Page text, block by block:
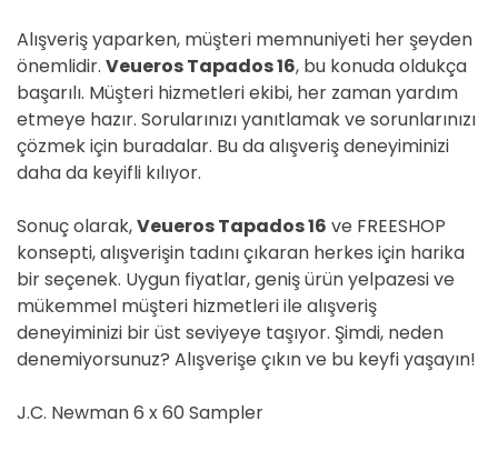
Alışveriş yaparken, müşteri memnuniyeti her şeyden
önemlidir. Veueros Tapados 16, bu konuda oldukça
başarılı. Müşteri hizmetleri ekibi, her zaman yardım
etmeye hazır. Sorularınızı yanıtlamak ve sorunlarınızı
çözmek için buradalar. Bu da alışveriş deneyiminizi
daha da keyifli kılıyor.
Sonuç olarak,Veueros Tapados 16 ve FREESHOP
konsepti, alışverişin tadını çıkaran herkes için harika
bir seçenek. Uygun fiyatlar, geniş ürün yelpazesi ve
mükemmel müşteri hizmetleri ile alışveriş
deneyiminizi bir üst seviyeye taşıyor. Şimdi, neden
denemiyorsunuz? Alışverişe çıkın ve bu keyfi yaşayın!
J.C. Newman 6 x 60 Sampler